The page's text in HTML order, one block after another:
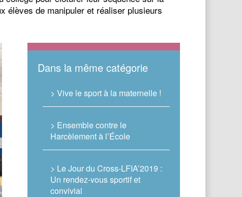
élèves de manipuler et réaliser plusieurs
Dans la même catégorie
> Vive le sport à la maternelle !
> Ensemble contre le
Harcèlement à l’École
> Le Jour du Cross-LFIA’2019 :
Un rendez-vous sportif et
convivial